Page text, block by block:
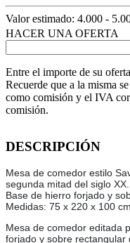
Valor estimado: 4.000 -
HACER UNA OFERTA
Entre el importe de su
Recuerde que a la misma
como comisión y el IVA
comisión.
DESCRIPCIÓN
Mesa de comedor estilo
segunda mitad del siglo XX.
Base de hierro forjado y
Medidas: 75 x 220 x 100
Mesa de comedor editada
forjado y sobre rectangular